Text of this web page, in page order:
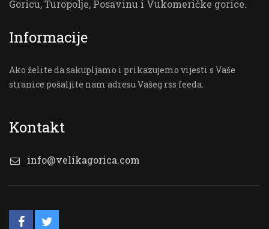
Goricu, Turopolje, Posavinu i Vukomeričke gorice.
Informacije
Ako želite da sakupljamo i prikazujemo vijesti s Vaše
stranice pošaljite nam adresu Vašeg rss feeda.
Kontakt
info@velikagorica.com